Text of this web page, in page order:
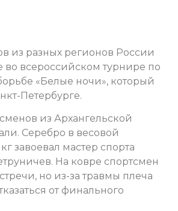
из разных регионов России
во всероссийском турнире по
«Белые ночи», который
Петербурге.
из Архангельской
Серебро в весовой
завоевал мастер спорта
На ковре спортсмен
но из-за травмы плеча
от финального